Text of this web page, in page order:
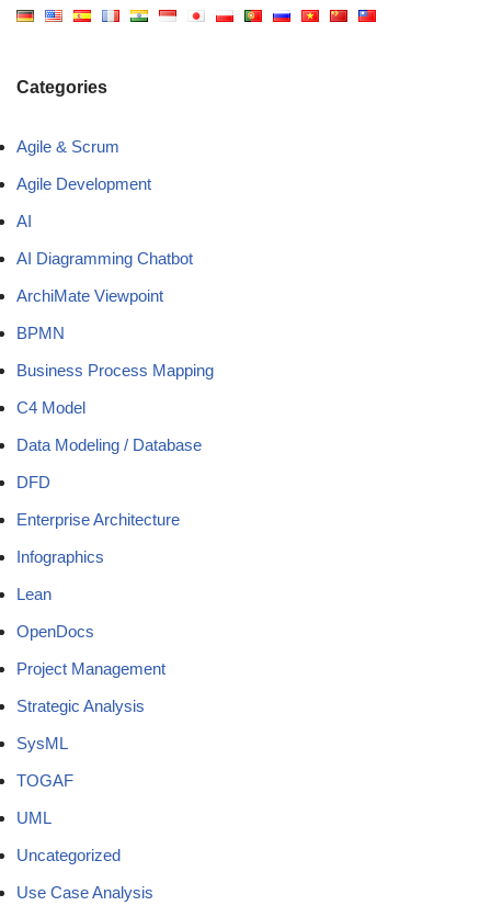
Categories
Agile & Scrum
Agile Development
AI
AI Diagramming Chatbot
ArchiMate Viewpoint
BPMN
Business Process Mapping
C4 Model
Data Modeling / Database
DFD
Enterprise Architecture
Infographics
Lean
OpenDocs
Project Management
Strategic Analysis
SysML
TOGAF
UML
Uncategorized
Use Case Analysis